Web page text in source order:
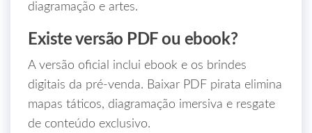
diagramação e artes.
Existe versão PDF ou ebook?
A versão oficial inclui ebook e os brindes
digitais da pré-venda. Baixar PDF pirata elimina
mapas táticos, diagramação imersiva e resgate
de conteúdo exclusivo.